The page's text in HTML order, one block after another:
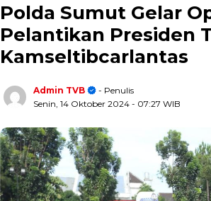
Polda Sumut Gelar
Pelantikan Presiden
Kamseltibcarlantas
Admin TVB
- Penulis
Senin, 14 Oktober 2024 - 07:27 WIB